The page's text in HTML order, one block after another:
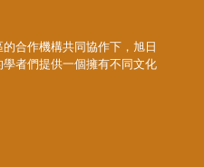
合作機構共同協作下，旭日
者們提供一個擁有不同文化